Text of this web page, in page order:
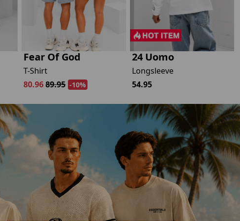
Fear Of God
T-Shirt
80.9689.95 -10%
24 Uomo
Longsleeve
54.95